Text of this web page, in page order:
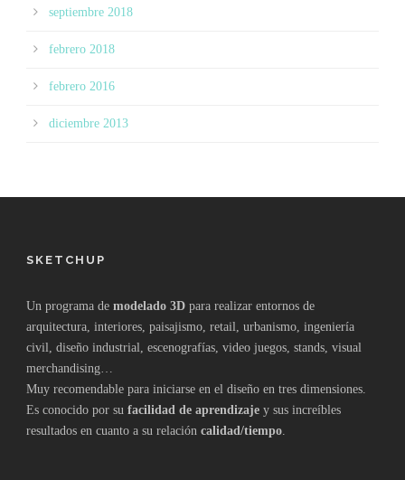
septiembre 2018
febrero 2018
febrero 2016
diciembre 2013
SKETCHUP
Un programa de modelado 3D para realizar entornos de
arquitectura, interiores, paisajismo, retail, urbanismo, ingeniería
civil, diseño industrial, escenografías, video juegos, stands, visual
merchandising…
Muy recomendable para iniciarse en el diseño en tres dimensiones.
Es conocido por su facilidad de aprendizaje y sus increíbles
resultados en cuanto a su relación calidad/tiempo